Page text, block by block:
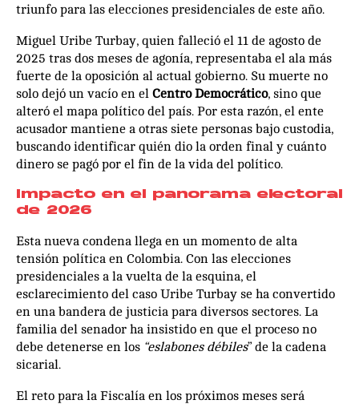
triunfo para las elecciones presidenciales de este año.
Miguel Uribe Turbay, quien falleció el 11 de agosto de
2025 tras dos meses de agonía, representaba el ala más
fuerte de la oposición al actual gobierno. Su muerte no
solo dejó un vacío en el Centro Democrático, sino que
alteró el mapa político del país. Por esta razón, el ente
acusador mantiene a otras siete personas bajo custodia,
buscando identificar quién dio la orden final y cuánto
dinero se pagó por el fin de la vida del político.
Impacto en el panorama electoral
de 2026
Esta nueva condena llega en un momento de alta
tensión política en Colombia. Con las elecciones
presidenciales a la vuelta de la esquina, el
esclarecimiento del caso Uribe Turbay se ha convertido
en una bandera de justicia para diversos sectores. La
familia del senador ha insistido en que el proceso no
debe detenerse en los “eslabones débiles” de la cadena
sicarial.
El reto para la Fiscalía en los próximos meses será